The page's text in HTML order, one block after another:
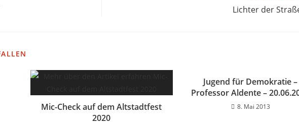
Lichter der
Mic-Check auf dem Altstadtfest
2020
Jugend für Demokratie –
Professor Aldente –
8. Mai 2013